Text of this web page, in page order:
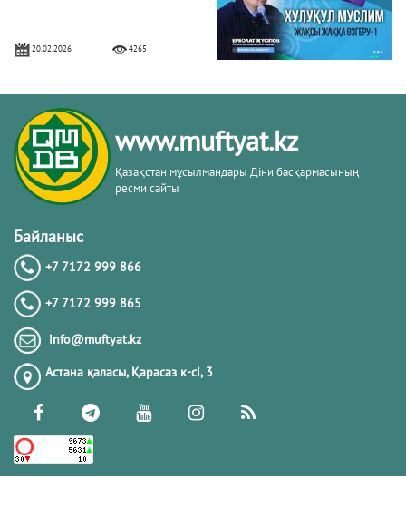
20.02.2026 4265
Жүрек сырлары 2-дәріс. Тәубе
тақырыбы. Әр-рисала әл-Қушайрия
кітабы негізінде
20.02.2026
20.02.2026
РАМАЗАН – РАХЫМ, КЕШІРІМ ЖӘНЕ
ТОЗАҚТАН ҚҰТЫЛУ АЙЫ
19.02.2026 7468
РАМАЗАН ҚАРСАҢЫНДАҒЫ
www.muftyat.kz
Қазақстан мұсылмандары Діни басқармасының
ресми сайты
Байланыс
+7 7172 999 866
+7 7172 999 865
info@muftyat.kz
Астана қаласы, Қарасаз к-сi, 3